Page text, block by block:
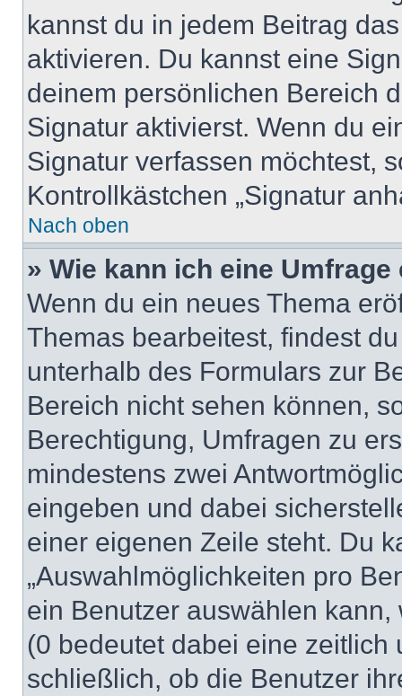
kannst du in jedem Beitrag
aktivieren. Du kannst eine
deinem persönlichen Bereich
Signatur aktivierst. Wenn du
Signatur verfassen möchtest,
Kontrollkästchen „Signatur
Nach oben
» Wie kann ich eine
Wenn du ein neues Thema
Themas bearbeitest, findest
unterhalb des Formulars zur
Bereich nicht sehen können,
Berechtigung, Umfragen zu
mindestens zwei
eingeben und dabei
einer eigenen Zeile steht. Du
„Auswahlmöglichkeiten pro
ein Benutzer auswählen
(0 bedeutet dabei eine
schließlich, ob die Benutzer